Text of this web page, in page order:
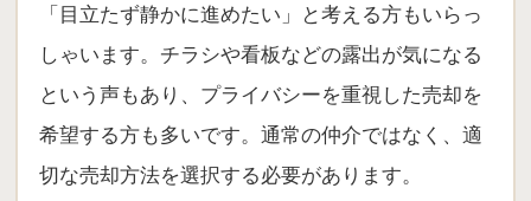
「目立たず静かに進めたい」と考える方もいらっ
しゃいます。チラシや看板などの露出が気になる
という声もあり、プライバシーを重視した売却を
希望する方も多いです。通常の仲介ではなく、適
切な売却方法を選択する必要があります。